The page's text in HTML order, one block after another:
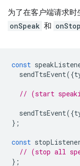
为了在客户端请求
onSpeak 和 onStop
const
sendTtsEvent({
// (start
sendTtsEvent({
};
const
// (stop all
};